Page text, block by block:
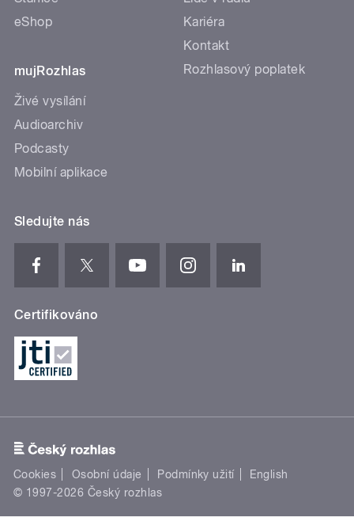
eShop
mujRozhlas
Živé vysílání
Audioarchiv
Podcasty
Mobilní aplikace
Kariéra
Kontakt
Rozhlasový poplatek
Sledujte nás
Certifikováno
Cookies Osobní údaje Podmínky užití
English
© 1997-2026 Český rozhlas